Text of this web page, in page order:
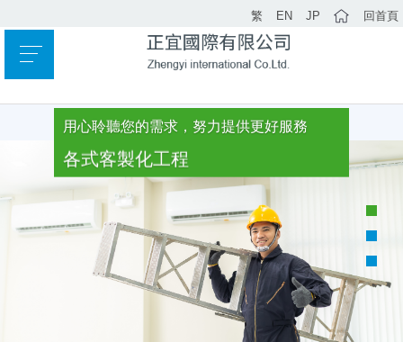
繁 EN JP 回首頁
用心聆聽您的需求，努力提供更好服務
各式客製化工程